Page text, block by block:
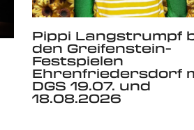
Pippi Langstrumpf
den Greifenstein-
Festspielen
Ehrenfriedersdorf
DGS 19.07. und
18.08.2026